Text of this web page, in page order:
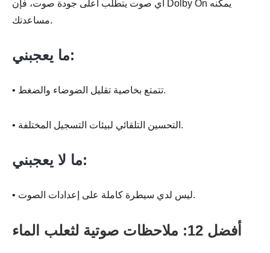
أي صوت يتطلب أعلى جودة صوت، فإن Dolby On يمكنه
مساعدتك.
ما يعجبني:
• تتمتع بخاصية تقليل الضوضاء والضغط.
• التحسين التلقائي لبيئات التسجيل المختلفة.
ما لا يعجبني:
• ليس لدي سيطرة كاملة على إعدادات الصوت.
أفضل 12: ملاحظات صوتية لثعلب الماء